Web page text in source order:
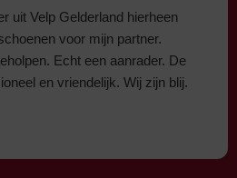
uit Velp Gelderland hierheen
voor mijn partner.
Echt een aanrader. De
en vriendelijk. Wij zijn blij.